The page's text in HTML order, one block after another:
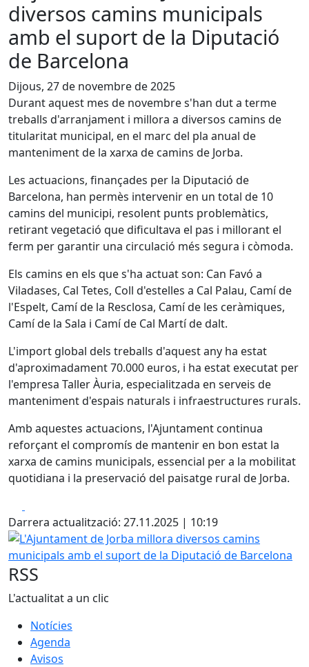
diversos camins municipals
amb el suport de la Diputació
de Barcelona
Dijous, 27 de novembre de 2025
Durant aquest mes de novembre s'han dut a terme
treballs d'arranjament i millora a diversos camins de
titularitat municipal, en el marc del pla anual de
manteniment de la xarxa de camins de Jorba.
Les actuacions, finançades per la Diputació de
Barcelona, han permès intervenir en un total de 10
camins del municipi, resolent punts problemàtics,
retirant vegetació que dificultava el pas i millorant el
ferm per garantir una circulació més segura i còmoda.
Els camins en els que s'ha actuat son: Can Favó a
Viladases, Cal Tetes, Coll d'estelles a Cal Palau, Camí de
l'Espelt, Camí de la Resclosa, Camí de les ceràmiques,
Camí de la Sala i Camí de Cal Martí de dalt.
L'import global dels treballs d'aquest any ha estat
d'aproximadament 70.000 euros, i ha estat executat per
l'empresa Taller Àuria, especialitzada en serveis de
manteniment d'espais naturals i infraestructures rurals.
Amb aquestes actuacions, l'Ajuntament continua
reforçant el compromís de mantenir en bon estat la
xarxa de camins municipals, essencial per a la mobilitat
quotidiana i la preservació del paisatge rural de Jorba.
Darrera actualització: 27.11.2025 | 10:19
L'Ajuntament de Jorba millora diversos camins
RSS
L'actualitat a un clic
Notícies
Agenda
Avisos